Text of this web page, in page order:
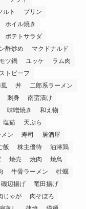
ルト
プリン
ホイル焼き
ポテトサラダ
酢炒め
マクドナルド
モツ鍋 ユッケ
ラム肉
トビーフ
丼
二郎系ラーメン
刺身
南蛮漬け
味噌焼き
和え物
塩茹
天ぷら
ン 寿司
居酒屋
飯 株主優待
油淋鶏
焼売 焼肉
焼鳥
牛骨ラーメン
牡蠣
磯辺揚げ
竜田揚げ
じゃが
肉そぼろ